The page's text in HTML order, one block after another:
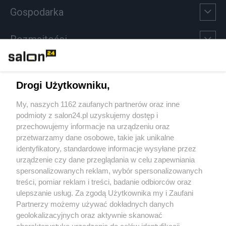
Gospodarka
Rozmaitości
Sport
Społeczeństwo
Kultura
X Facebook Instagram Youtube
Drogi Użytkowniku,
My, naszych 1162 zaufanych partnerów oraz inne
podmioty z salon24.pl uzyskujemy dostęp i
przechowujemy informacje na urządzeniu oraz
przetwarzamy dane osobowe, takie jak unikalne
identyfikatory, standardowe informacje wysyłane przez
urządzenie czy dane przeglądania w celu zapewniania
spersonalizowanych reklam, wybór spersonalizowanych
treści, pomiar reklam i treści, badanie odbiorców oraz
ulepszanie usług. Za zgodą Użytkownika my i Zaufani
Partnerzy możemy używać dokładnych danych
geolokalizacyjnych oraz aktywnie skanować